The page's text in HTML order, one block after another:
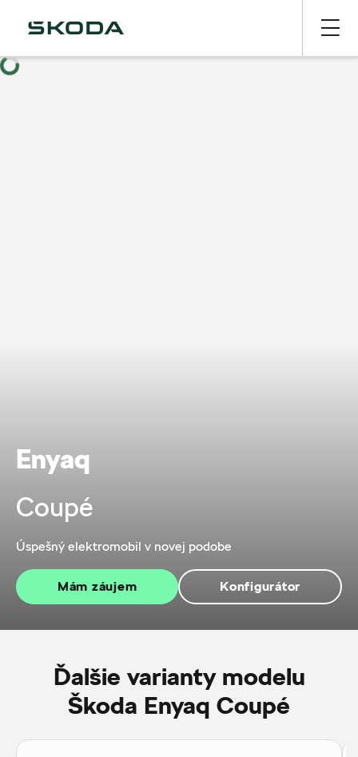
Enyaq
Coupé
Úspešný elektromobil v novej podobe
Mám záujem Konfigurátor
Ďalšie varianty modelu
Škoda Enyaq Coupé